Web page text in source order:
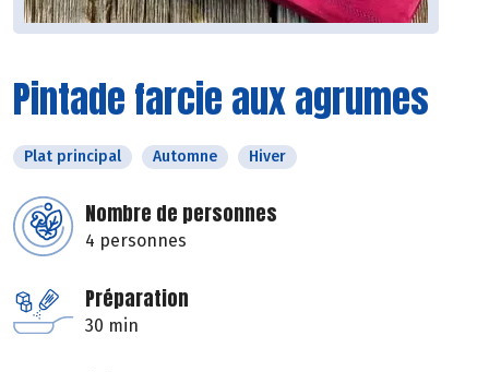
Pintade farcie aux agrumes
Plat principal Automne Hiver
Nombre de personnes
4 personnes
Préparation
30 min